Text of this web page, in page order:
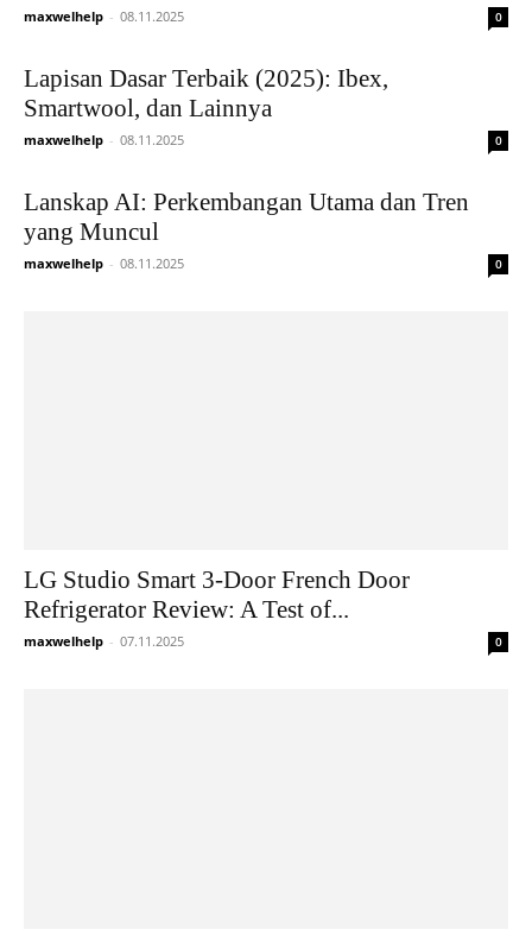
maxwelhelp - 08.11.2025 0
Lapisan Dasar Terbaik (2025): Ibex,
Smartwool, dan Lainnya
maxwelhelp - 08.11.2025 0
Lanskap AI: Perkembangan Utama dan Tren
yang Muncul
maxwelhelp - 08.11.2025 0
LG Studio Smart 3-Door French Door
Refrigerator Review: A Test of...
maxwelhelp - 07.11.2025 0